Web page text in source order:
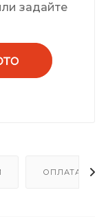
задайте
ОПЛАТА И